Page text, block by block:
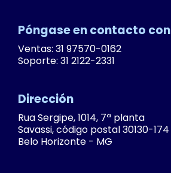
Póngase en contacto con
Ventas: 31 97570-0162
Soporte: 31 2122-2331
Dirección
Rua Sergipe, 1014, 7ª planta
Savassi, código postal 30130-174
Belo Horizonte - MG